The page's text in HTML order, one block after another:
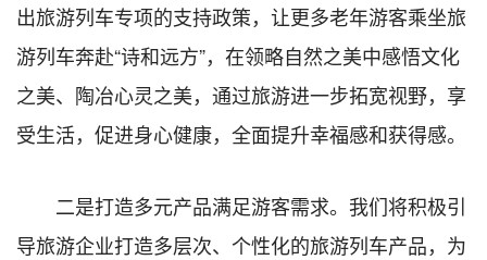
出旅游列车专项的支持政策，让更多老年游客乘坐旅
游列车奔赴“诗和远方”，在领略自然之美中感悟文化
之美、陶冶心灵之美，通过旅游进一步拓宽视野，享
受生活，促进身心健康，全面提升幸福感和获得感。
二是打造多元产品满足游客需求。我们将积极引
导旅游企业打造多层次、个性化的旅游列车产品，为